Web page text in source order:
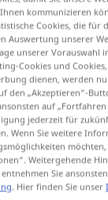
Übersetzung
für AKK /
kommunizieren
Cookies, die für
Auswertung unserer
unserer Vorauswahl
Cookies und
dienen, werden
den „Akzeptieren“-
auf
jederzeit für
Wenn Sie weitere
Weitergehende
Sie
. Hier finden Sie unser